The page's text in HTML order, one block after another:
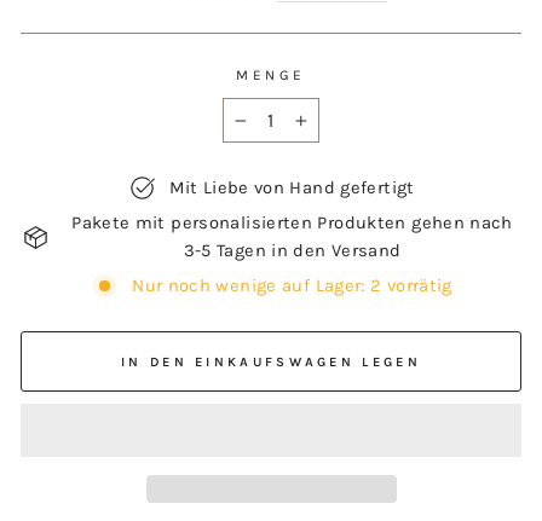
MENGE
Mit Liebe von Hand gefertigt
Pakete mit personalisierten Produkten gehen nach
3-5 Tagen in den Versand
Nur noch wenige auf Lager: 2 vorrätig
IN DEN EINKAUFSWAGEN LEGEN